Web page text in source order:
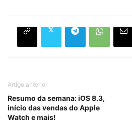
Artigo anterior
Resumo da semana: iOS 8.3,
início das vendas do Apple
Watch e mais!